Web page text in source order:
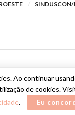
SINDUSCON/
Ao continuar
de cookies.
. Eu